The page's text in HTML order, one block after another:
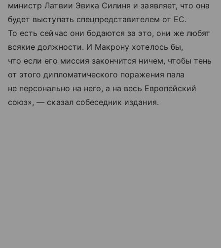
министр Латвии Эвика Силиня и заявляет, что она
будет выступать спецпредставителем от ЕС.
То есть сейчас они бодаются за это, они же любят
всякие должности. И Макрону хотелось бы,
что если его миссия закончится ничем, чтобы тень
от этого дипломатического поражения пала
не персонально на него, а на весь Европейский
союз», — сказал собеседник издания.